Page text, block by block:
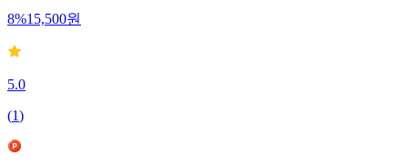
8%15,500원
5.0
(1)